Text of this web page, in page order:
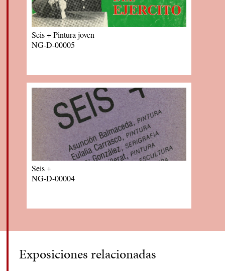
Seis + Pintura joven
NG-D-00005
Seis +
NG-D-00004
Exposiciones relacionadas